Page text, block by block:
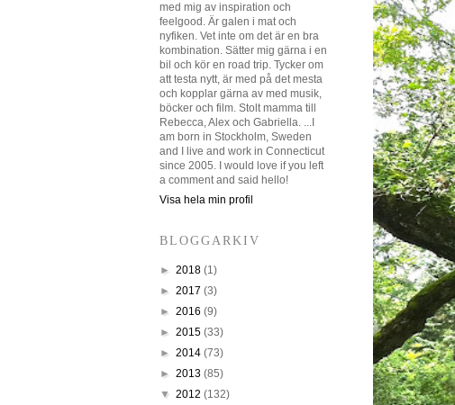
med mig av inspiration och
feelgood. Är galen i mat och
nyfiken. Vet inte om det är en bra
kombination. Sätter mig gärna i en
bil och kör en road trip. Tycker om
att testa nytt, är med på det mesta
och kopplar gärna av med musik,
böcker och film. Stolt mamma till
Rebecca, Alex och Gabriella. ...I
am born in Stockholm, Sweden
and I live and work in Connecticut
since 2005. I would love if you left
a comment and said hello!
Visa hela min profil
BLOGGARKIV
► 2018 (1)
► 2017 (3)
► 2016 (9)
► 2015 (33)
► 2014 (73)
► 2013 (85)
▼ 2012 (132)